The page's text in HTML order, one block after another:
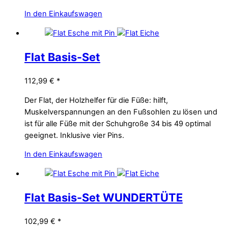
In den Einkaufswagen
Flat Basis-Set
112,99 € *
Der Flat, der Holzhelfer für die Füße: hilft,
Muskelverspannungen an den Fußsohlen zu lösen und
ist für alle Füße mit der Schuhgroße 34 bis 49 optimal
geeignet. Inklusive vier Pins.
In den Einkaufswagen
Flat Basis-Set WUNDERTÜTE
102,99 € *